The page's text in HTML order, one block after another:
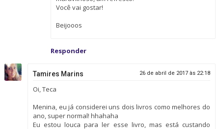
Você vai gostar!
Beijooos
Responder
Tamires Marins 26 de abril de 2017 às 22:18
Oi, Teca
Menina, eu já considerei uns dois livros como melhores do
ano, super normal! hhahaha
Eu estou louca para ler esse livro, mas está custando